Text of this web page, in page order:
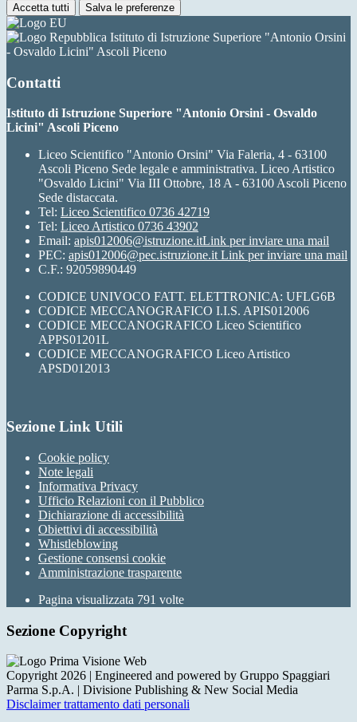
Accetta tutti Salva le preferenze
Istituto di Istruzione Superiore "Antonio Orsini
- Osvaldo Licini" Ascoli Piceno
Contatti
Istituto di Istruzione Superiore "Antonio Orsini - Osvaldo
Licini" Ascoli Piceno
Liceo Scientifico "Antonio Orsini" Via Faleria, 4 - 63100
Ascoli Piceno Sede legale e amministrativa. Liceo Artistico
"Osvaldo Licini" Via III Ottobre, 18 A - 63100 Ascoli Piceno
Sede distaccata.
Tel: Liceo Scientifico 0736 42719
Tel: Liceo Artistico 0736 43902
Email: apis012006@istruzione.itLink per inviare una mail
PEC: apis012006@pec.istruzione.itLink per inviare una mail
C.F.: 92059890449
CODICE UNIVOCO FATT. ELETTRONICA: UFLG6B
CODICE MECCANOGRAFICO I.I.S. APIS012006
CODICE MECCANOGRAFICO Liceo Scientifico
APPS01201L
CODICE MECCANOGRAFICO Liceo Artistico
APSD012013
Sezione Link Utili
Cookie policy
Note legali
Informativa Privacy
Ufficio Relazioni con il Pubblico
Dichiarazione di accessibilità
Obiettivi di accessibilità
Whistleblowing
Gestione consensi cookie
Amministrazione trasparente
Pagina visualizzata 791 volte
Sezione Copyright
Copyright 2026 | Engineered and powered by Gruppo Spaggiari
Parma S.p.A. | Divisione Publishing & New Social Media
Disclaimer trattamento dati personali